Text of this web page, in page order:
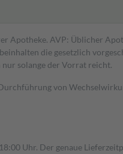
Apotheke. AVP: Üblicher
die gesetzlich
solange der Vorrat reicht.
von
Uhr. Der genaue